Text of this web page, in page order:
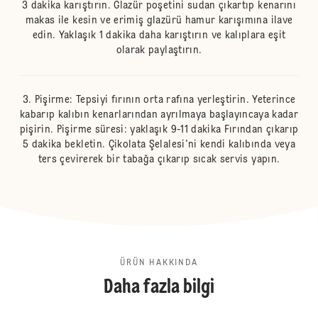
3 dakika karıştırın. Glazür poşetini sudan çıkartıp kenarını
makas ile kesin ve erimiş glazürü hamur karışımına ilave
edin. Yaklaşık 1 dakika daha karıştırın ve kalıplara eşit
olarak paylaştırın.
Pişirme: Tepsiyi fırının orta rafına yerleştirin. Yeterince
kabarıp kalıbın kenarlarından ayrılmaya başlayıncaya kadar
pişirin. Pişirme süresi: yaklaşık 9-11 dakika Fırından çıkarıp
5 dakika bekletin. Çikolata Şelalesi'ni kendi kalıbında veya
ters çevirerek bir tabağa çıkarıp sıcak servis yapın.
ÜRÜN HAKKINDA
Daha fazla bilgi